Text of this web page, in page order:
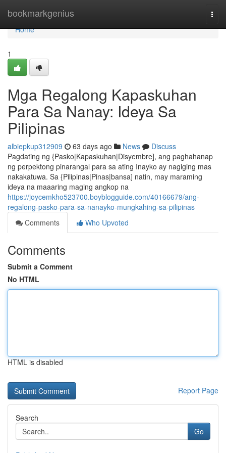
bookmarkgenius
Home
Home
1
Mga Regalong Kapaskuhan
Para Sa Nanay: Ideya Sa
Pilipinas
albiepkup312909 63 days ago News
Discuss
Pagdating ng {Pasko|Kapaskuhan|Disyembre], ang paghahanap
ng perpektong pinarangal para sa ating Inayko ay nagiging mas
nakakatuwa. Sa {Pilipinas|Pinas|bansa] natin, may maraming
ideya na maaaring maging angkop na
https://joycemkho523700.boyblogguide.com/40166679/ang-
regalong-pasko-para-sa-nanayko-mungkahing-sa-pilipinas
Comments
Who Upvoted
Comments
Submit a Comment
No HTML
HTML is disabled
Report Page
Search
Go